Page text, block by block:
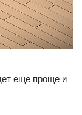
еще проще и